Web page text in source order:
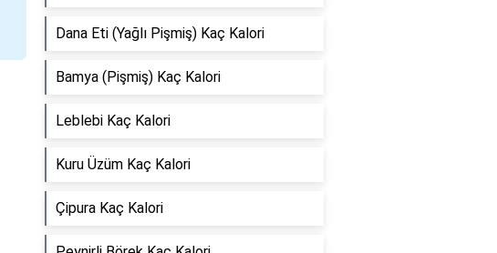
Dana Eti (Yağlı Pişmiş) Kaç Kalori
Bamya (Pişmiş) Kaç Kalori
Leblebi Kaç Kalori
Kuru Üzüm Kaç Kalori
Çipura Kaç Kalori